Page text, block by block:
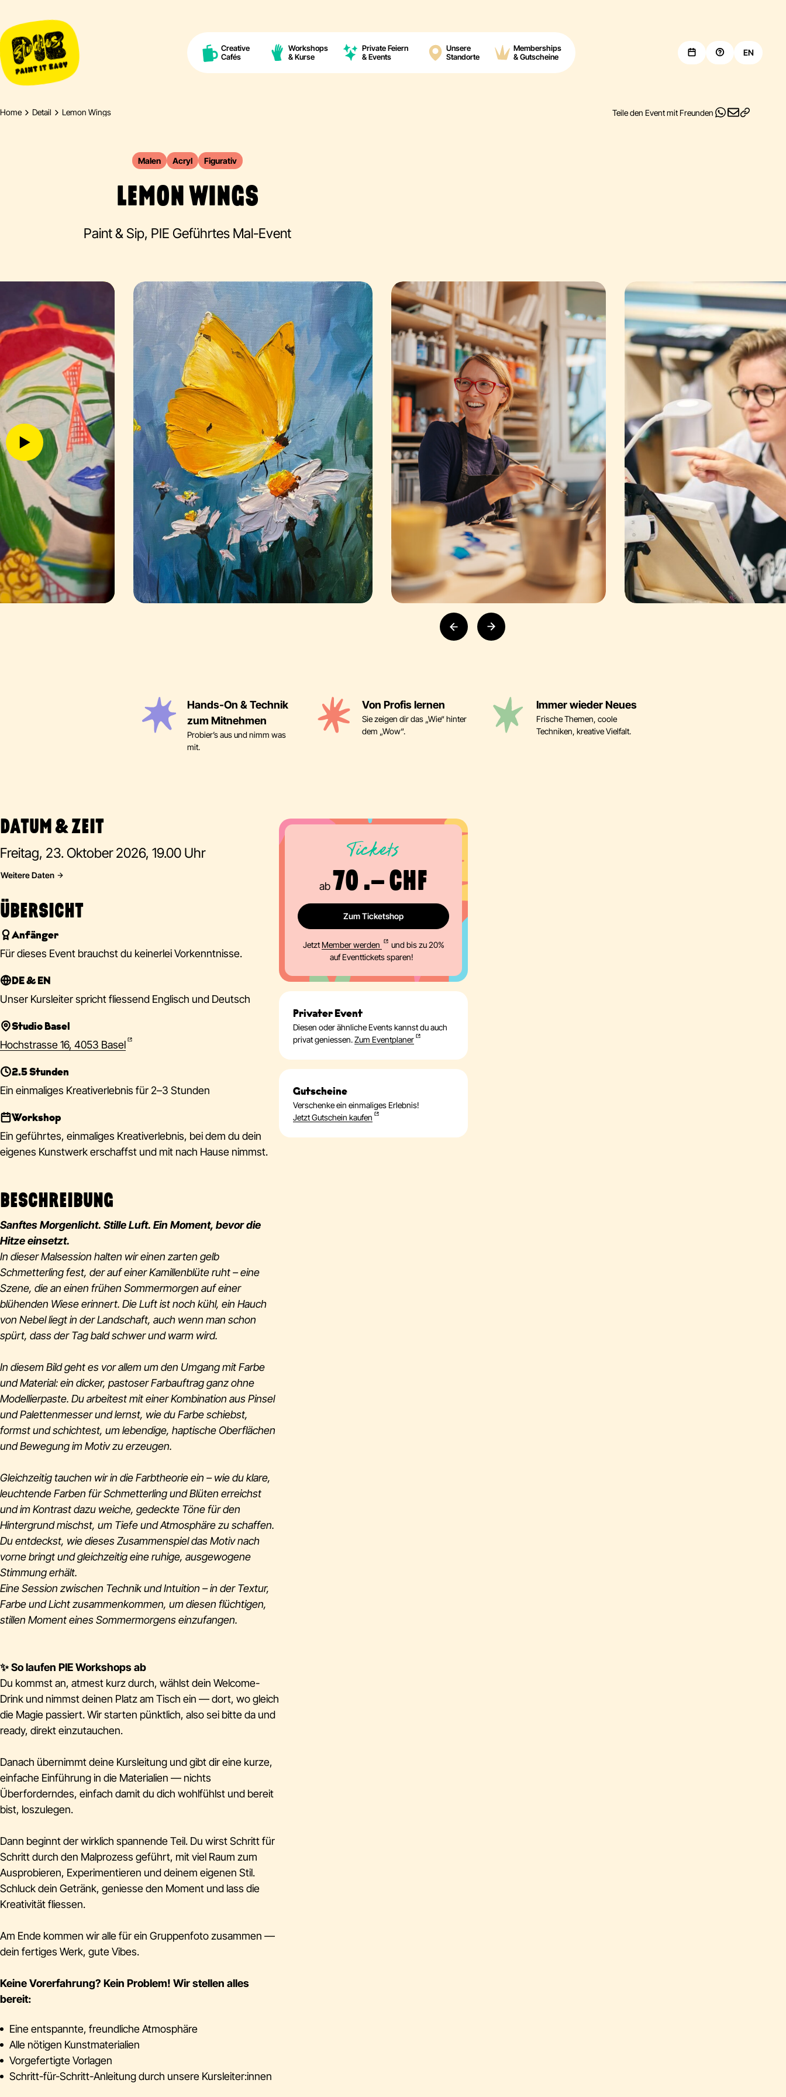
Creative
Cafés
Workshops
& Kurse
Private Feiern
& Events
Unsere
Standorte
Memberships
& Gutscheine
EN
Home Detail Lemon Wings Teile den Event mit Freunden
Malen Acryl Figurativ
LEMON WINGS
Paint & Sip, PIE Geführtes Mal-Event
Hands-On & Technik
zum Mitnehmen
Probier’s aus und nimm was
mit.
Von Profis lernen
Sie zeigen dir das „Wie“ hinter
dem „Wow“.
Immer wieder Neues
Frische Themen, coole
Techniken, kreative Vielfalt.
DATUM & ZEIT
Freitag, 23. Oktober 2026, 19.00 Uhr
Weitere Daten
ÜBERSICHT
Anfänger
Für dieses Event brauchst du keinerlei Vorkenntnisse.
DE & EN
Unser Kursleiter spricht fliessend Englisch und Deutsch
Studio Basel
Hochstrasse 16, 4053 Basel
2.5 Stunden
Ein einmaliges Kreativerlebnis für 2–3 Stunden
Workshop
Ein geführtes, einmaliges Kreativerlebnis, bei dem du dein
eigenes Kunstwerk erschaffst und mit nach Hause nimmst.
BESCHREIBUNG
Sanftes Morgenlicht. Stille Luft. Ein Moment, bevor die
Hitze einsetzt.
In dieser Malsession halten wir einen zarten gelb
Schmetterling fest, der auf einer Kamillenblüte ruht – eine
Szene, die an einen frühen Sommermorgen auf einer
blühenden Wiese erinnert. Die Luft ist noch kühl, ein Hauch
von Nebel liegt in der Landschaft, auch wenn man schon
spürt, dass der Tag bald schwer und warm wird.
In diesem Bild geht es vor allem um den Umgang mit Farbe
und Material: ein dicker, pastoser Farbauftrag ganz ohne
Modellierpaste. Du arbeitest mit einer Kombination aus Pinsel
und Palettenmesser und lernst, wie du Farbe schiebst,
formst und schichtest, um lebendige, haptische Oberflächen
und Bewegung im Motiv zu erzeugen.
Gleichzeitig tauchen wir in die Farbtheorie ein – wie du klare,
leuchtende Farben für Schmetterling und Blüten erreichst
und im Kontrast dazu weiche, gedeckte Töne für den
Hintergrund mischst, um Tiefe und Atmosphäre zu schaffen.
Du entdeckst, wie dieses Zusammenspiel das Motiv nach
vorne bringt und gleichzeitig eine ruhige, ausgewogene
Stimmung erhält.
Eine Session zwischen Technik und Intuition – in der Textur,
Farbe und Licht zusammenkommen, um diesen flüchtigen,
stillen Moment eines Sommermorgens einzufangen.
✨So laufen PIE Workshops ab
Du kommst an, atmest kurz durch, wählst dein Welcome-
Drink und nimmst deinen Platz am Tisch ein — dort, wo gleich
die Magie passiert. Wir starten pünktlich, also sei bitte da und
ready, direkt einzutauchen.
Danach übernimmt deine Kursleitung und gibt dir eine kurze,
einfache Einführung in die Materialien — nichts
Überforderndes, einfach damit du dich wohlfühlst und bereit
bist, loszulegen.
Dann beginnt der wirklich spannende Teil. Du wirst Schritt für
Schritt durch den Malprozess geführt, mit viel Raum zum
Ausprobieren, Experimentieren und deinem eigenen Stil.
Schluck dein Getränk, geniesse den Moment und lass die
Kreativität fliessen.
Am Ende kommen wir alle für ein Gruppenfoto zusammen —
dein fertiges Werk, gute Vibes.
Keine Vorerfahrung? Kein Problem! Wir stellen alles
bereit:
Eine entspannte, freundliche Atmosphäre
Alle nötigen Kunstmaterialien
Vorgefertigte Vorlagen
Schritt-für-Schritt-Anleitung durch unsere Kursleiter:innen
Tickets
ab70 .– CHF
Zum Ticketshop
JetztMember werden
und bis zu 20%
auf Eventtickets sparen!
Privater Event
Diesen oder ähnliche Events kannst du auch
privat geniessen.Zum Eventplaner
Gutscheine
Verschenke ein einmaliges Erlebnis!
Jetzt Gutschein kaufen